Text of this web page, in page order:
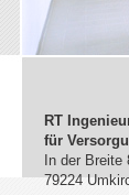
RT
für
In der Breite
79224